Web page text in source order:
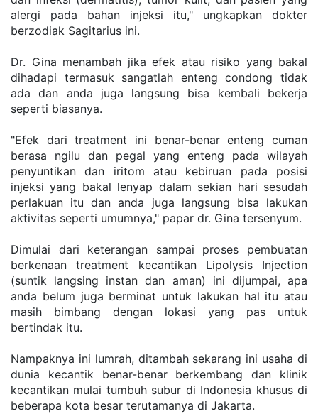
alergi pada bahan injeksi itu," ungkapkan dokter
berzodiak Sagitarius ini.
Dr. Gina menambah jika efek atau risiko yang bakal
dihadapi termasuk sangatlah enteng condong tidak
ada dan anda juga langsung bisa kembali bekerja
seperti biasanya.
"Efek dari treatment ini benar-benar enteng cuman
berasa ngilu dan pegal yang enteng pada wilayah
penyuntikan dan iritom atau kebiruan pada posisi
injeksi yang bakal lenyap dalam sekian hari sesudah
perlakuan itu dan anda juga langsung bisa lakukan
aktivitas seperti umumnya," papar dr. Gina tersenyum.
Dimulai dari keterangan sampai proses pembuatan
berkenaan treatment kecantikan Lipolysis Injection
(suntik langsing instan dan aman) ini dijumpai, apa
anda belum juga berminat untuk lakukan hal itu atau
masih bimbang dengan lokasi yang pas untuk
bertindak itu.
Nampaknya ini lumrah, ditambah sekarang ini usaha di
dunia kecantik benar-benar berkembang dan klinik
kecantikan mulai tumbuh subur di Indonesia khusus di
beberapa kota besar terutamanya di Jakarta.